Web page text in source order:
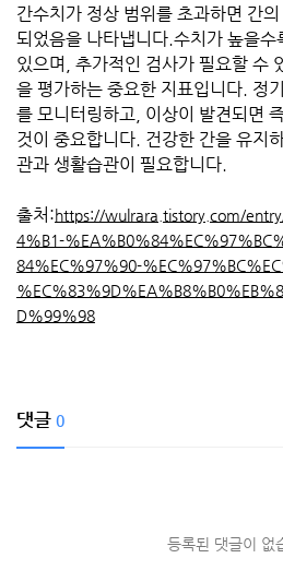
간수치가 정상 범위를 초과하면 간
되었음을 나타냅니다.수치가 높을
있으며, 추가적인 검사가 필요할 수
을 평가하는 중요한 지표입니다. 정
를 모니터링하고, 이상이 발견되면
것이 중요합니다. 건강한 간을 유지
관과 생활습관이 필요합니다.
출처:https://wulrara.tistory.com/
4%B1-
84%EC%97%90-
D%99%98
댓글 0
등록된 댓글이 없